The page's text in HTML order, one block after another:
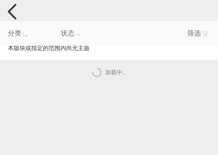
手机反馈
分类 状态 筛选
本版块或指定的范围内尚无主题
加载中..